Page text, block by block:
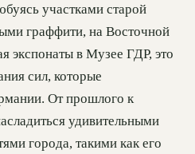
участками старой
граффити, на Восточной
экспонаты в Музее ГДР, это
сил, которые
От прошлого к
удивительными
города, такими как его